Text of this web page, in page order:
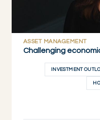
ASSET MANAGEMENT
Challenging
INVESTMENT